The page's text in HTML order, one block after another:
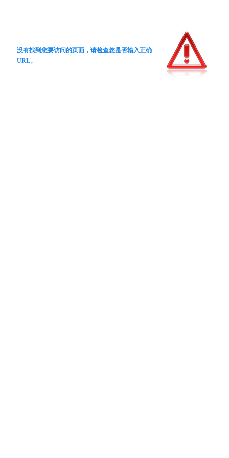
没有找到您要访问的页面，请检查您是否输入正确
URL。